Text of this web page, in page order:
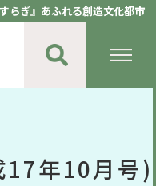
らぎ』あふれる創造文化都市
17年10月号)